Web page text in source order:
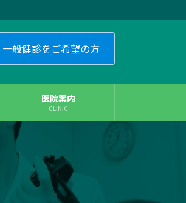
一般健診をご希望の方
医院案内
CLINIC